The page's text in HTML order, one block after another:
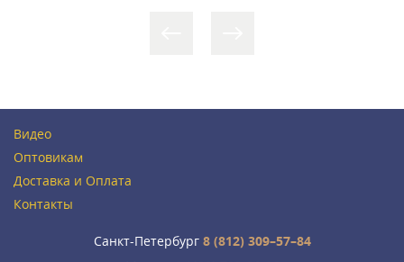
Видео
Оптовикам
Доставка и Оплата
Контакты
Санкт-Петербург8 (812) 309–57–84